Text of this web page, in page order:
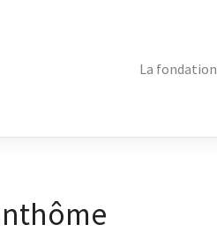
La fondation